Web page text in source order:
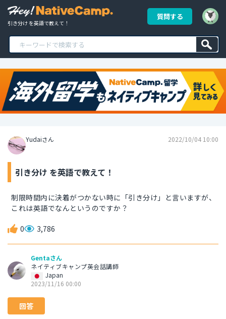
引き分け を英語で教えて！
質問する
Yudaiさん 2022/10/04 10:00
引き分け を英語で教えて！
制限時間内に決着がつかない時に「引き分け」と言いますが、
これは英語でなんというのですか？
0 3,786
Gentaさん
ネイティブキャンプ英会話講師
Japan
2023/11/16 00:00
回答